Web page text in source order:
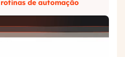
de automação